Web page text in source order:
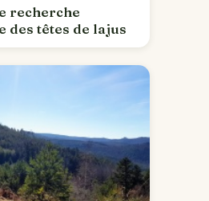
recherche
des têtes de lajus